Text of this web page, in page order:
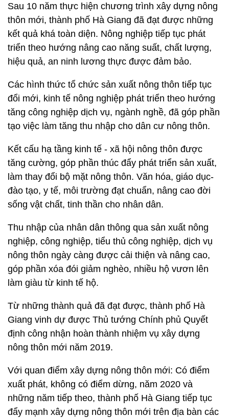
Sau 10 năm thực hiện chương trình xây dựng nông
thôn mới, thành phố Hà Giang đã đạt được những
kết quả khá toàn diện. Nông nghiệp tiếp tục phát
triển theo hướng nâng cao năng suất, chất lượng,
hiệu quả, an ninh lương thực được đảm bảo.
Các hình thức tổ chức sản xuất nông thôn tiếp tục
đổi mới, kinh tế nông nghiệp phát triển theo hướng
tăng công nghiệp dịch vụ, ngành nghề, đã góp phần
tạo việc làm tăng thu nhập cho dân cư nông thôn.
Kết cấu hạ tầng kinh tế - xã hội nông thôn được
tăng cường, góp phần thúc đẩy phát triển sản xuất,
làm thay đổi bộ mặt nông thôn. Văn hóa, giáo dục-
đào tạo, y tế, môi trường đạt chuẩn, nâng cao đời
sống vật chất, tinh thần cho nhân dân.
Thu nhập của nhân dân thông qua sản xuất nông
nghiệp, công nghiệp, tiểu thủ công nghiệp, dịch vụ
nông thôn ngày càng được cải thiện và nâng cao,
góp phần xóa đói giảm nghèo, nhiều hộ vươn lên
làm giàu từ kinh tế hộ.
Từ những thành quả đã đạt được, thành phố Hà
Giang vinh dự được Thủ tướng Chính phủ Quyết
định công nhận hoàn thành nhiệm vụ xây dựng
nông thôn mới năm 2019.
Với quan điểm xây dựng nông thôn mới: Có điểm
xuất phát, không có điểm dừng, năm 2020 và
những năm tiếp theo, thành phố Hà Giang tiếp tục
đẩy mạnh xây dựng nông thôn mới trên địa bàn các